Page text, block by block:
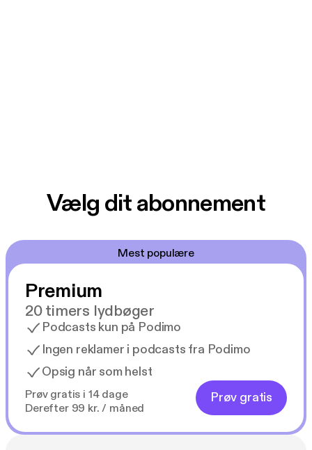
Vælg dit abonnement
Mest populære
Premium
20 timers lydbøger
Podcasts kun på Podimo
Ingen reklamer i podcasts fra Podimo
Opsig når som helst
Prøv gratis i 14 dage
Derefter 99 kr. / måned
Prøv gratis